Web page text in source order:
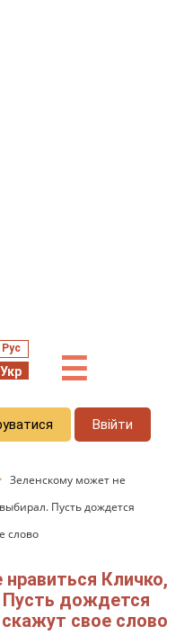
Рус
Укр ☰
Ввійти
Зеленскому может не
Пусть дождется
слово
Кличко,
Пусть дождется
свое слово